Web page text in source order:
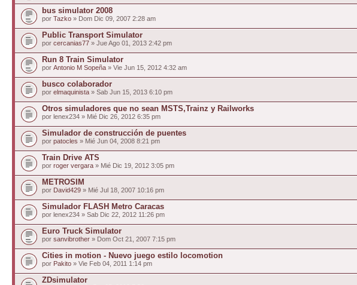
bus simulator 2008
por Tazko » Dom Dic 09, 2007 2:28 am
Public Transport Simulator
por cercanias77 » Jue Ago 01, 2013 2:42 pm
Run 8 Train Simulator
por Antonio M Sopeña » Vie Jun 15, 2012 4:32 am
busco colaborador
por elmaquinista » Sab Jun 15, 2013 6:10 pm
Otros simuladores que no sean MSTS,Trainz y Railworks
por lenex234 » Mié Dic 26, 2012 6:35 pm
Simulador de construcción de puentes
por patocles » Mié Jun 04, 2008 8:21 pm
Train Drive ATS
por roger vergara » Mié Dic 19, 2012 3:05 pm
METROSIM
por David429 » Mié Jul 18, 2007 10:16 pm
Simulador FLASH Metro Caracas
por lenex234 » Sab Dic 22, 2012 11:26 pm
Euro Truck Simulator
por sanvibrother » Dom Oct 21, 2007 7:15 pm
Cities in motion - Nuevo juego estilo locomotion
por Pakito » Vie Feb 04, 2011 1:14 pm
ZDsimulator